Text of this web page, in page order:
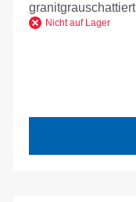
granitgrauschattiert
Nicht auf Lager